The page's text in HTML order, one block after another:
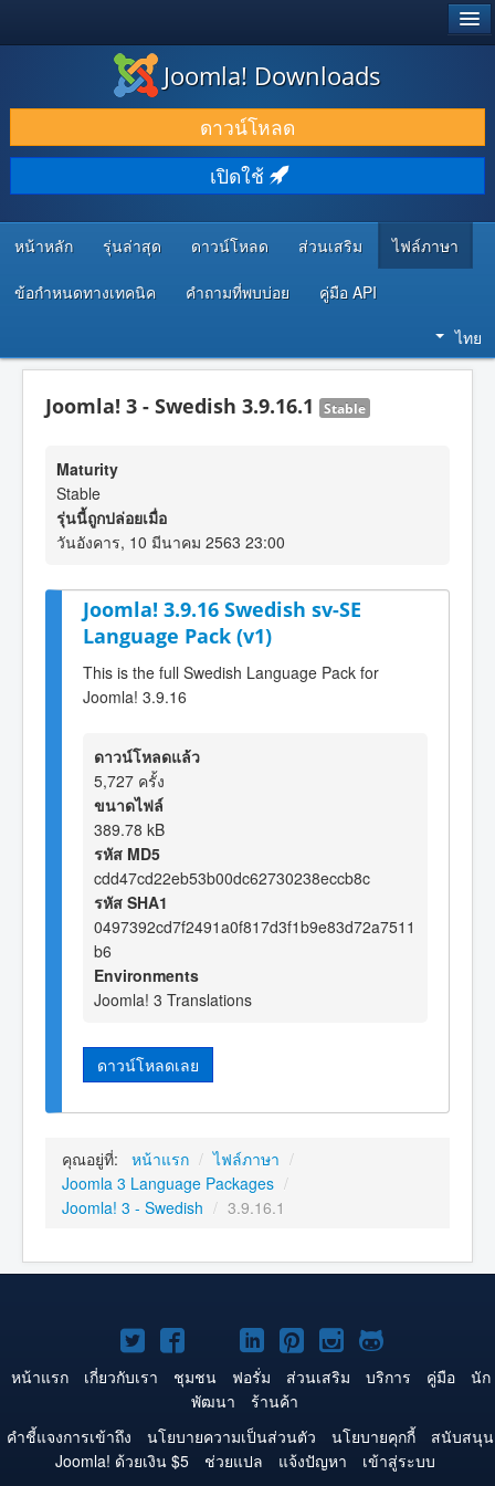
ดาวน์โหลด & ส่วนเสริม
ค้นคว้า & เรียนรู้
ชุมชน & สนับสนุน
ทรัพยากรสำหรับนักพัฒนา
Joomla! Downloads
ดาวน์โหลด
เปิดใช้
หน้าหลัก รุ่นล่าสุด ดาวน์โหลด ส่วนเสริม ไฟล์ภาษา
ข้อกำหนดทางเทคนิค คำถามที่พบบ่อย คู่มือ API
ไทย
Joomla! 3 - Swedish 3.9.16.1 Stable
Maturity
Stable
รุ่นนี้ถูกปล่อยเมื่อ
วันอังคาร, 10 มีนาคม 2563 23:00
Joomla! 3.9.16 Swedish sv-SE
Language Pack (v1)
This is the full Swedish Language Pack for
Joomla! 3.9.16
ดาวน์โหลดแล้ว
5,727 ครั้ง
ขนาดไฟล์
389.78 kB
รหัส MD5
cdd47cd22eb53b00dc62730238eccb8c
รหัส SHA1
0497392cd7f2491a0f817d3f1b9e83d72a7511
b6
Environments
Joomla! 3 Translations
ดาวน์โหลดเลย
คุณอยู่ที่: หน้าแรก / ไฟล์ภาษา /
Joomla 3 Language Packages /
Joomla! 3 - Swedish / 3.9.16.1
Joomla!
บน
Twitter
Joomla!
บน
Facebook
Joomla!
บน
YouTube
Joomla!
บน
LinkedIn
Joomla!
บน
Pinterest
Joomla!
บน
Joomla!
บน
หน้าแรก เกี่ยวกับเรา ชุมชน ฟอรั่ม ส่วนเสริม บริการ คู่มือ
นัก
พัฒนา
ร้านค้า
คำชี้แจงการเข้าถึง
นโยบายความเป็นส่วนตัว นโยบายคุกกี้
สนับสนุน
Joomla! ด้วยเงิน $5
ช่วยแปล แจ้งปัญหา
เข้าสู่ระบบ